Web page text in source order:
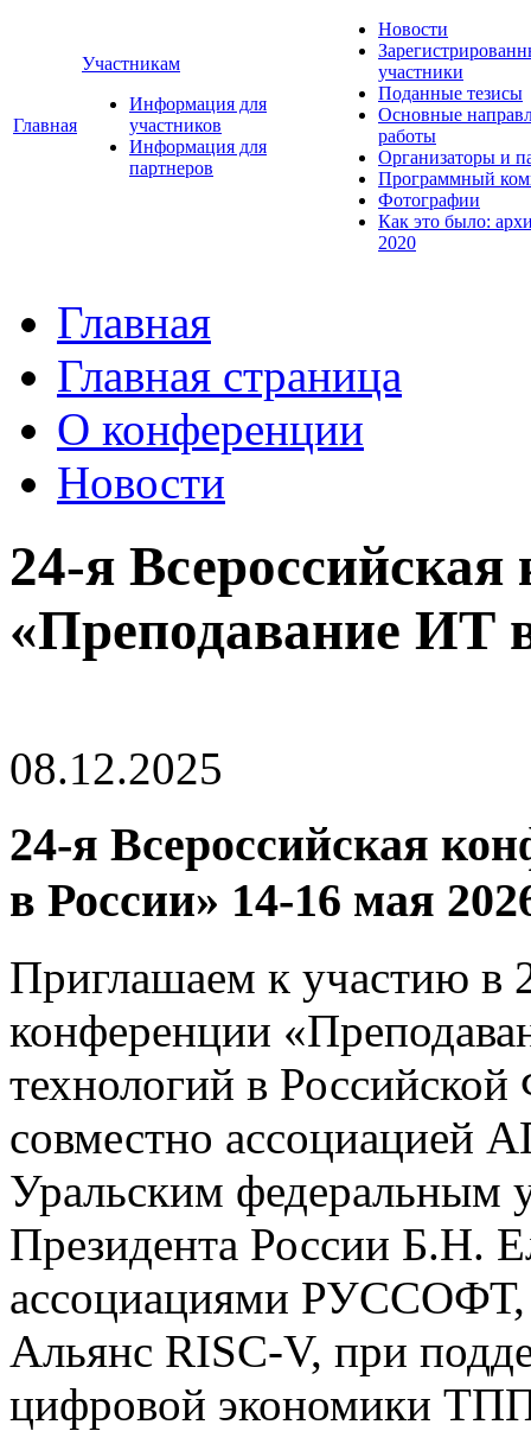
Главная
Участникам
Информация для
участников
Информация для
партнеров
Новости
участники
Поданные тезисы
Основные
работы
Организаторы и
Программный
Фотографии
Как это было:
2020
Главная
Главная страница
О конференции
Новости
24-я
«Преподавание ИТ
08.12.2025
24-я Всероссийская
в России» 14-16 мая
Приглашаем к участию в
конференции
технологий в
совместно ассоциацией
Уральским федеральным
Президента России Б.Н.
ассоциациями
Альянс RISC-V, при
цифровой экономики